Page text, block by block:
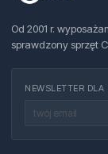
Od 2001 r.
sprawdzony sprzęt
NEWSLETTER DLA